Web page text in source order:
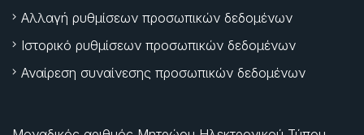
Αλλαγή ρυθμίσεων προσωπικών δεδομένων
Ιστορικό ρυθμίσεων προσωπικών δεδομένων
Αναίρεση συναίνεσης προσωπικών δεδομένων